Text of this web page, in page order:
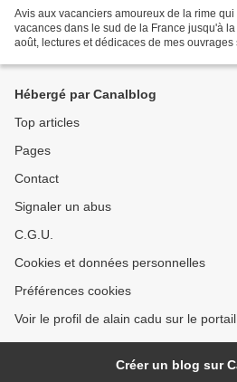
Avis aux vacanciers amoureux de la rime
vacances dans le sud de la France jusqu'à
août, lectures et dédicaces de mes
Hébergé par Canalblog
Top articles
Pages
Contact
Signaler un abus
C.G.U.
Cookies et données personnelles
Préférences cookies
Voir le profil de alain cadu sur le
Créer un blog sur